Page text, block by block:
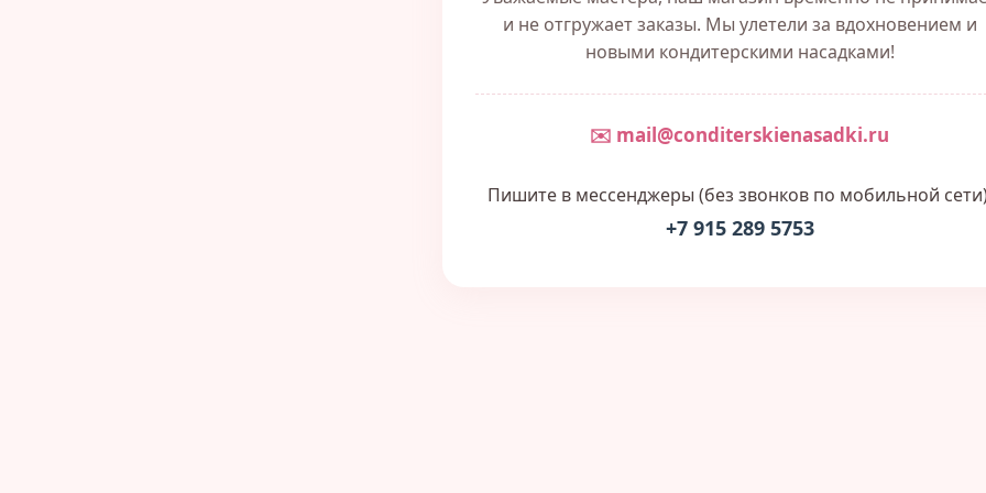
и не отгружает заказы. Мы улетели за вдохновением и
новыми кондитерскими насадками!
✉️ mail@conditerskienasadki.ru
Пишите в мессенджеры (без звонков по мобильной
+7 915 289 5753